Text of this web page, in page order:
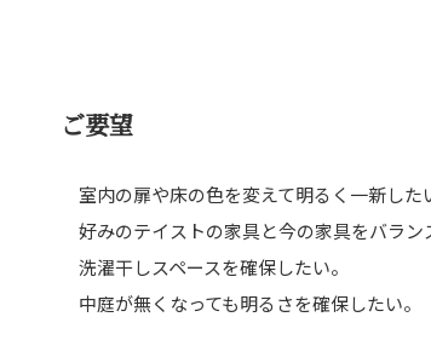
ご要望
室内の扉や床の色を変えて明るく一新した
好みのテイストの家具と今の家具をバラン
洗濯干しスペースを確保したい。
中庭が無くなっても明るさを確保したい。